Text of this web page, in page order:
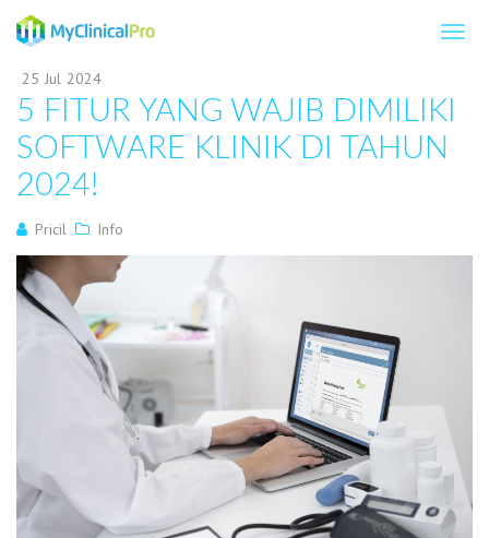
25 Jul 2024
5 FITUR YANG WAJIB DIMILIKI
SOFTWARE KLINIK DI TAHUN
2024!
Pricil Info